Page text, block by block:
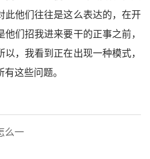
此他们往往是这么表达的，在开
们招我进来要干的正事之前，
，我看到正在出现一种模式，
这些问题。